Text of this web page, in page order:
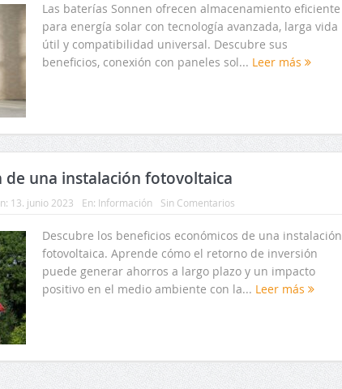
Las baterías Sonnen ofrecen almacenamiento eficiente
para energía solar con tecnología avanzada, larga vida
útil y compatibilidad universal. Descubre sus
beneficios, conexión con paneles sol... Leer más
de una instalación fotovoltaica
13. junio 2023 En: Información Sin Comentarios
Descubre los beneficios económicos de una instalación
fotovoltaica. Aprende cómo el retorno de inversión
puede generar ahorros a largo plazo y un impacto
positivo en el medio ambiente con la... Leer más